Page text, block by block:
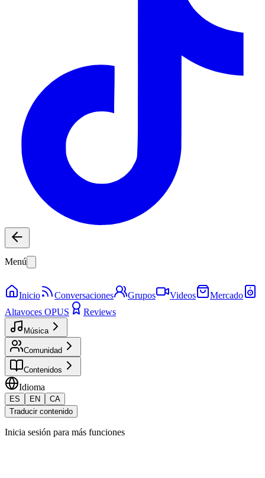
Menú
Inicio Conversaciones Grupos Videos
Mercado
Altavoces OPUS
Reviews
Música
Comunidad
Contenidos
Idioma
ES EN
CA
Traducir contenido
Inicia sesión para más funciones